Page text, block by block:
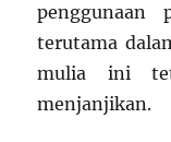
penggunaan
terutama
mulia ini
menjanjikan.